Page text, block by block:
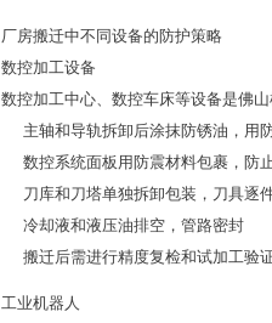
厂房搬迁中不同设备的防护策略
数控加工设备
数控加工中心、数控车床等设备是佛
主轴和导轨拆卸后涂抹防锈油，用
数控系统面板用防震材料包裹，防
刀库和刀塔单独拆卸包装，刀具逐
冷却液和液压油排空，管路密封
搬迁后需进行精度复检和试加工验
工业机器人